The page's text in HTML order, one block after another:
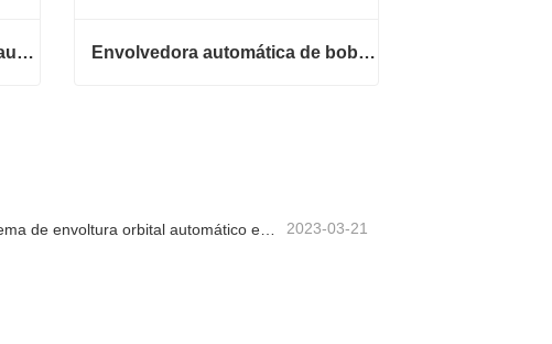
Envolvedora de anillo orbital automática para bobina Envolvedora automática de bobinas de alambre
El sistema de envoltura orbital automático envuelve 6 lados en el material 2023-03-21